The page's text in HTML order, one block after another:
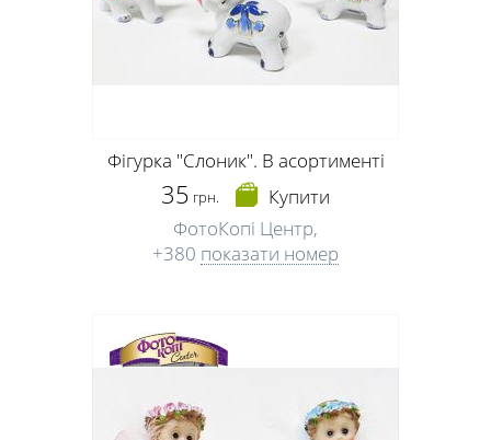
Фігурка "Слоник". В асортименті
35 грн.
Купити
ФотоКопі Центр,
+380 показати номер